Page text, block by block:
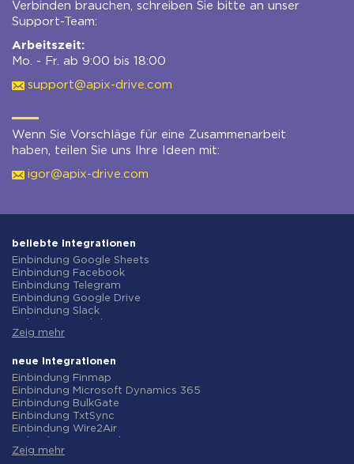
Verbinden brauchen, schreiben Sie bitte an unser
Support-Team:
Arbeitszeit:
Mo. - Fr. ab 9:00 bis 18:00
support@apix-drive.com
Wenn Sie Vorschläge für eine Zusammenarbeit
haben, teilen Sie uns Ihre Ideen mit:
igor@apix-drive.com
beliebte Integrationen
Einbindung Google Sheets
Einbindung Facebook
Einbindung Telegram
Einbindung Google Drive
Einbindung Slack
Einbindung Gmail
Einbindung ClickUp
Einbindung Airtable
Einbindung Google Contacts
Einbindung OpenAI (ChatGPT)
Einbindung Instagram
Einbindung ActiveCampaign
Einbindung Typeform
Einbindung Salesforce CRM
Zeig mehr
neue Integrationen
Einbindung Finmap
Einbindung Microsoft Dynamics 365
Einbindung BulkGate
Einbindung TxtSync
Einbindung Wire2Air
Einbindung Infobip
Zeig mehr